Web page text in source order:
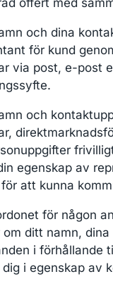
offert med
och dina
för kund
via post, e-post
och
egenskap av
att kunna
för någon
om ditt namn,
i förhållande
i egenskap av